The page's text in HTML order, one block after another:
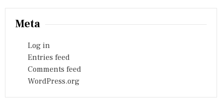
Meta
Log in
Entries feed
Comments feed
WordPress.org